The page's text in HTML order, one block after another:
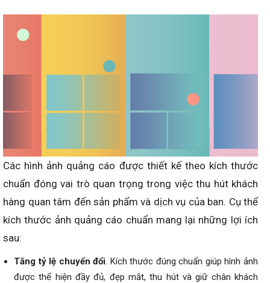
Các hình ảnh quảng cáo được thiết kế theo kích thước
chuẩn đóng vai trò quan trọng trong việc thu hút khách
hàng quan tâm đến sản phẩm và dịch vụ của ban. Cụ thể
kích thước ảnh quảng cáo chuẩn mang lại những lợi ích
sau:
Tăng tỷ lệ chuyểnđổi. Kích thước đúng chuẩn giúp hình ảnh
được thể hiện đầy đủ, đẹp mắt, thu hút và giữ chân khách